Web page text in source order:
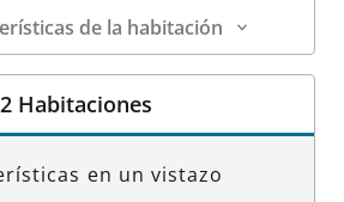
de la habitación
2 Habitaciones
en un vistazo